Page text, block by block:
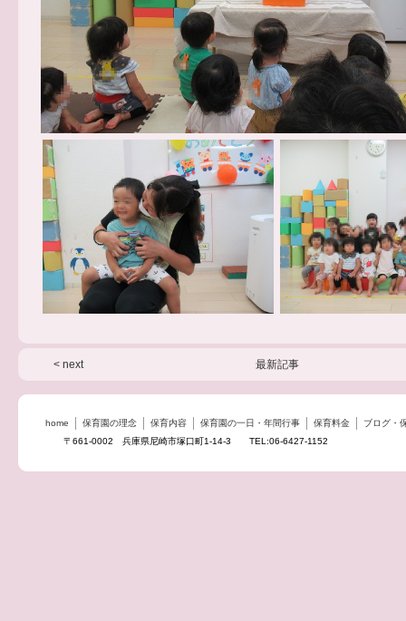
< next 最新記事
home 保育園の理念 保育内容 保育園の一日・年間行事 保育料金
ブログ・
〒661-0002 兵庫県尼崎市塚口町1-14-3 TEL:06-6427-1152